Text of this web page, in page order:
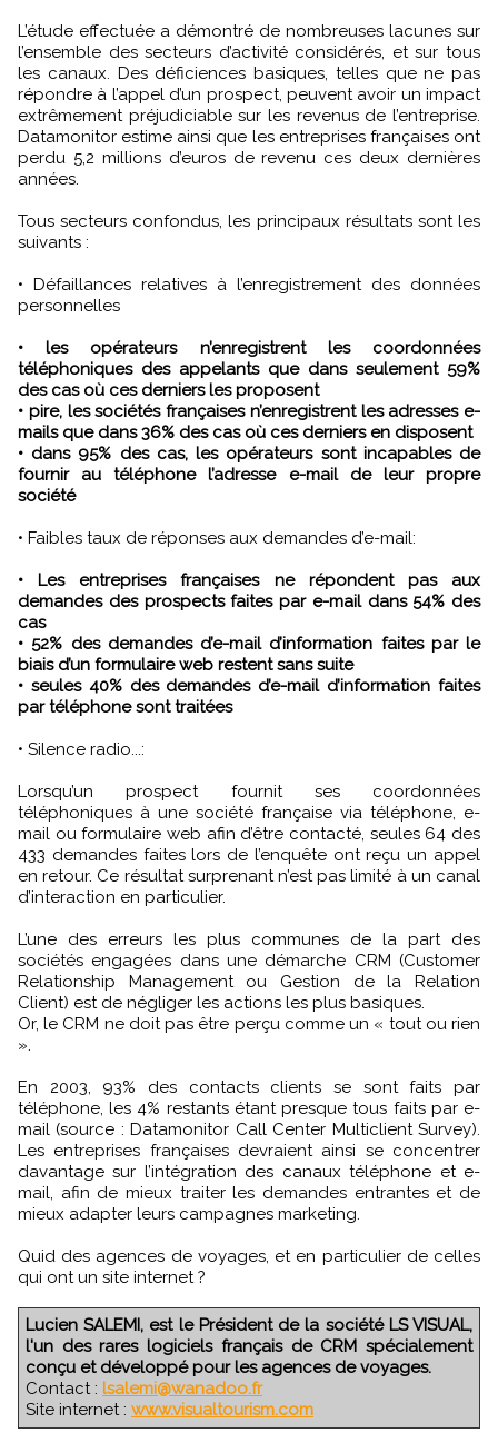
L’étude effectuée a démontré de nombreuses lacunes sur
l’ensemble des secteurs d’activité considérés, et sur tous
les canaux. Des déficiences basiques, telles que ne pas
répondre à l’appel d’un prospect, peuvent avoir un impact
extrêmement préjudiciable sur les revenus de l’entreprise.
Datamonitor estime ainsi que les entreprises françaises ont
perdu 5,2 millions d’euros de revenu ces deux dernières
années.
Tous secteurs confondus, les principaux résultats sont les
suivants :
• Défaillances relatives à l’enregistrement des données
personnelles
• les opérateurs n’enregistrent les coordonnées
téléphoniques des appelants que dans seulement 59%
des cas où ces derniers les proposent
• pire, les sociétés françaises n’enregistrent les adresses e-
mails que dans 36% des cas où ces derniers en disposent
• dans 95% des cas, les opérateurs sont incapables de
fournir au téléphone l’adresse e-mail de leur propre
société
• Faibles taux de réponses aux demandes d’e-mail:
• Les entreprises françaises ne répondent pas aux
demandes des prospects faites par e-mail dans 54% des
cas
• 52% des demandes d’e-mail d’information faites par le
biais d’un formulaire web restent sans suite
• seules 40% des demandes d’e-mail d’information faites
par téléphone sont traitées
• Silence radio...:
Lorsqu’un prospect fournit ses coordonnées
téléphoniques à une société française via téléphone, e-
mail ou formulaire web afin d’être contacté, seules 64 des
433 demandes faites lors de l’enquête ont reçu un appel
en retour. Ce résultat surprenant n’est pas limité à un canal
d’interaction en particulier.
L’une des erreurs les plus communes de la part des
sociétés engagées dans une démarche CRM (Customer
Relationship Management ou Gestion de la Relation
Client) est de négliger les actions les plus basiques.
Or, le CRM ne doit pas être perçu comme un « tout ou rien
».
En 2003, 93% des contacts clients se sont faits par
téléphone, les 4% restants étant presque tous faits par e-
mail (source : Datamonitor Call Center Multiclient Survey).
Les entreprises françaises devraient ainsi se concentrer
davantage sur l’intégration des canaux téléphone et e-
mail, afin de mieux traiter les demandes entrantes et de
mieux adapter leurs campagnes marketing.
Quid des agences de voyages, et en particulier de celles
qui ont un site internet ?
Lucien SALEMI, est le Président de la société LS VISUAL,
l'un des rares logiciels français de CRM spécialement
conçu et développé pour les agences de voyages.
Contact : lsalemi@wanadoo.fr
Site internet : www.visualtourism.com